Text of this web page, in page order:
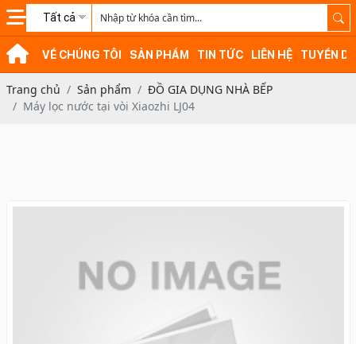
Tất cả
VỀ CHÚNG TÔI SẢN PHẨM TIN TỨC LIÊN HỆ TUYỂN
Trang chủ Sản phẩm
ĐỒ GIA DỤNG NHÀ BẾP
Máy lọc nước tại vòi Xiaozhi LJ04